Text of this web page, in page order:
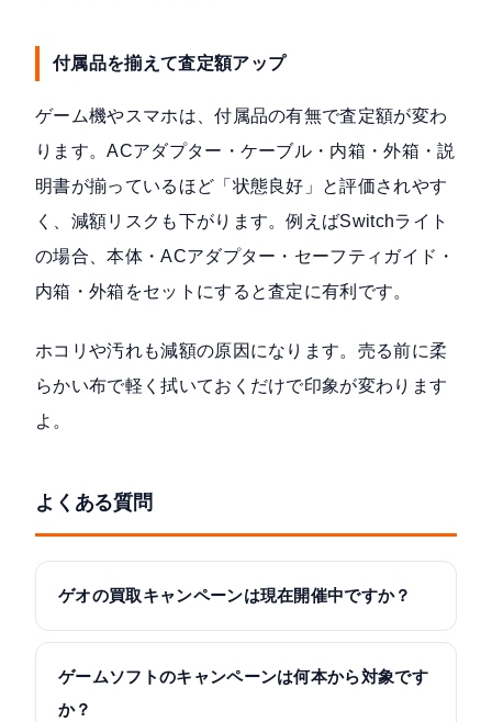
付属品を揃えて査定額アップ
ゲーム機やスマホは、付属品の有無で査定額が変わ
ります。ACアダプター・ケーブル・内箱・外箱・説
明書が揃っているほど「状態良好」と評価されやす
く、減額リスクも下がります。例えばSwitchライト
の場合、本体・ACアダプター・セーフティガイド・
内箱・外箱をセットにすると査定に有利です。
ホコリや汚れも減額の原因になります。売る前に柔
らかい布で軽く拭いておくだけで印象が変わります
よ。
よくある質問
ゲオの買取キャンペーンは現在開催中ですか？
ゲームソフトのキャンペーンは何本から対象です
か？